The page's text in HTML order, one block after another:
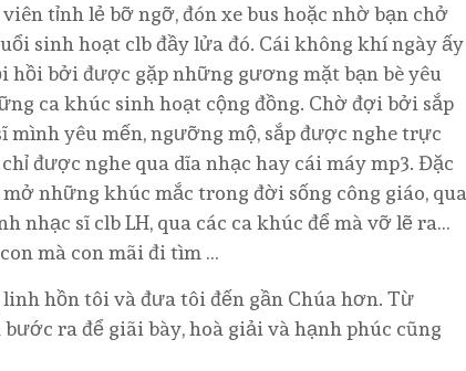
tỉnh lẻ bỡ ngỡ, đón xe bus hoặc nhờ bạn chở
sinh hoạt clb đầy lửa đó. Cái không khí ngày ấy
hồi bởi được gặp những gương mặt bạn bè yêu
ca khúc sinh hoạt cộng đồng. Chờ đợi bởi sắp
mình yêu mến, ngưỡng mộ, sắp được nghe trực
được nghe qua dĩa nhạc hay cái máy mp3. Đặc
những khúc mắc trong đời sống công giáo, qua
nhạc sĩ clb LH, qua các ca khúc để mà vỡ lẽ ra…
mà con mãi đi tìm …
hồn tôi và đưa tôi đến gần Chúa hơn. Từ
ra để giãi bày, hoà giải và hạnh phúc cũng